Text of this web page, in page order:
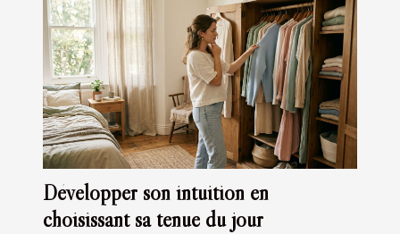
Développer son intuition en
choisissant sa tenue du jour